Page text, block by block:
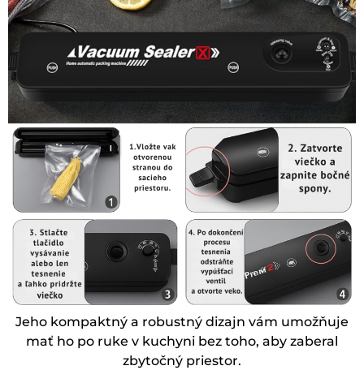
Jeho kompaktný a robustný dizajn vám umožňuje
mať ho po ruke v kuchyni bez toho, aby zaberal
zbytočný priestor.